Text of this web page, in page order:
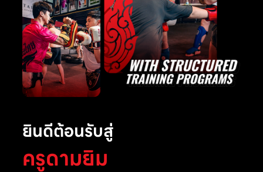
ยินดีต้อนรับสู่
ครูดามยิม